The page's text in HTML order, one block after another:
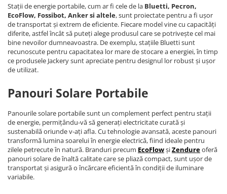
Stații de energie portabile, cum ar fi cele de la Bluetti, Pecron,
EcoFlow, Fossibot, Anker si altele, sunt proiectate pentru a fi ușor
de transportat și extrem de eficiente. Fiecare model vine cu capacități
diferite, astfel încât să puteți alege produsul care se potrivește cel mai
bine nevoilor dumneavoastra. De exemplu, stațiile Bluetti sunt
recunoscute pentru capacitatea lor mare de stocare a energiei, în timp
ce produsele Jackery sunt apreciate pentru designul lor robust și ușor
de utilizat.
Panouri Solare Portabile
Panourile solare portabile sunt un complement perfect pentru stații
de energie, permițându-vă să generați electricitate curată și
sustenabilă oriunde v-ați afla. Cu tehnologie avansată, aceste panouri
transformă lumina soarelui în energie electrică, fiind ideale pentru
zilele petrecute în natură. Branduri precum EcoFlowșiZendureoferă
panouri solare de înaltă calitate care se pliază compact, sunt ușor de
transportat și asigură o încărcare eficientă în condiții de iluminare
variabile.